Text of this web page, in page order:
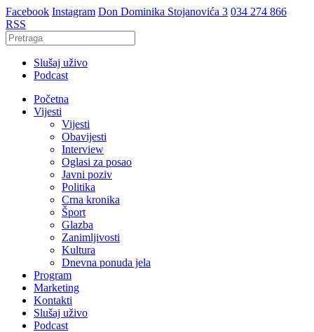
Facebook Instagram Don Dominika Stojanovića 3 034 274 866
RSS
Slušaj uživo
Podcast
Početna
Vijesti
Vijesti
Obavijesti
Interview
Oglasi za posao
Javni poziv
Politika
Crna kronika
Šport
Glazba
Zanimljivosti
Kultura
Dnevna ponuda jela
Program
Marketing
Kontakti
Slušaj uživo
Podcast